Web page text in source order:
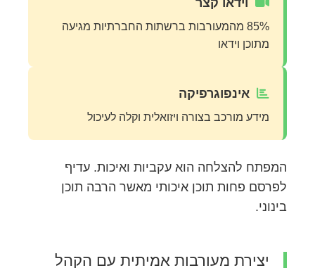
וידאו קצר
85% מהמעורבות ברשתות החברתיות מגיעה
מתוכן וידאו
אינפוגרפיקה
מידע מורכב בצורה ויזואלית וקלה לעיכול
המפתח להצלחה הוא עקביות ואיכות. עדיף
לפרסם פחות תוכן איכותי מאשר הרבה תוכן
בינוני.
יצירת מעורבות אמיתית עם הקהל